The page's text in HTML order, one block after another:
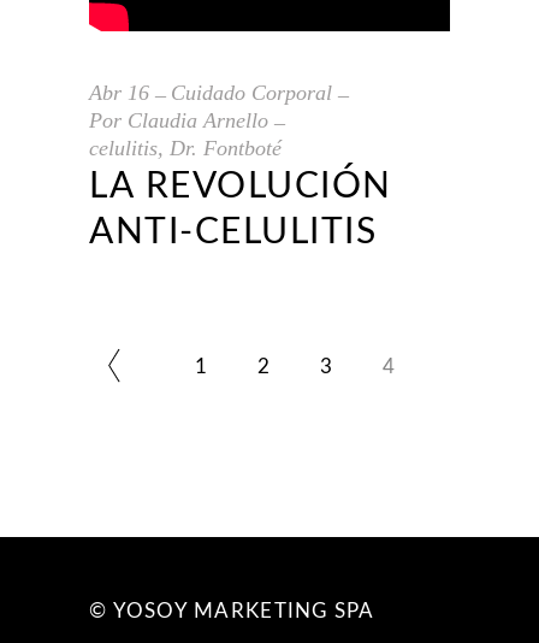
Abr 16
Cuidado Corporal
Por Claudia Arnello
celulitis, Dr. Fontboté
LA REVOLUCIÓN
ANTI-CELULITIS
1 2 3 4
© YOSOY MARKETING SPA